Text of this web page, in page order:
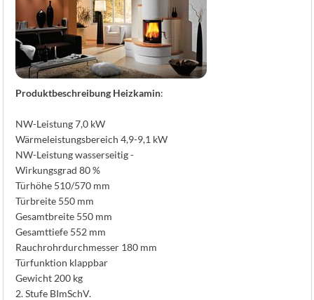
Produktbeschreibung Heizkamin:
NW-Leistung 7,0 kW
Wärmeleistungsbereich 4,9-9,1 kW
NW-Leistung wasserseitig -
Wirkungsgrad 80 %
Türhöhe 510/570 mm
Türbreite 550 mm
Gesamtbreite 550 mm
Gesamttiefe 552 mm
Rauchrohrdurchmesser 180 mm
Türfunktion klappbar
Gewicht 200 kg
2. Stufe BImSchV.